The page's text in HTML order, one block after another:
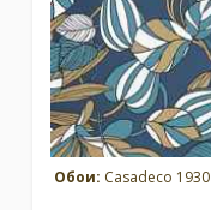
Обои: Casadeco 1930